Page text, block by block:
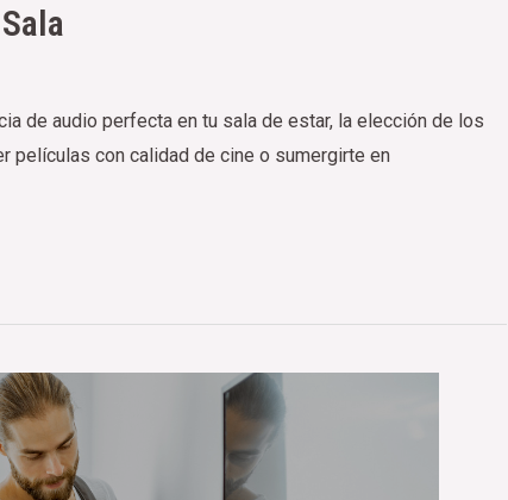
de audio perfecta en tu sala de estar, la elección de los
películas con calidad de cine o sumergirte en